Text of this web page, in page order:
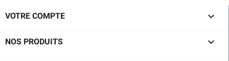
VOTRE COMPTE 
NOS PRODUITS 